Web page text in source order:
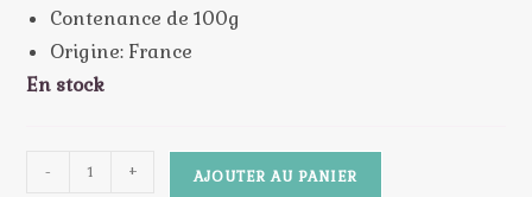
Contenance de 100g
Origine: France
En stock
quantité
- + AJOUTER AU PANIER